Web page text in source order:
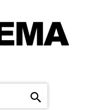
search